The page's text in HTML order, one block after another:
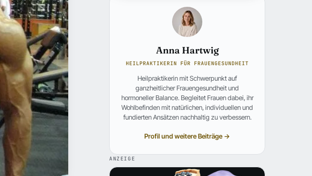
Anna Hartwig
HEILPRAKTIKERIN FÜR FRAUENGESUNDHEIT
Heilpraktikerin mit Schwerpunkt auf
ganzheitlicher Frauengesundheit und
hormoneller Balance. Begleitet Frauen dabei, ihr
Wohlbefinden mit natürlichen, individuellen und
fundierten Ansätzen nachhaltig zu verbessern.
Profil und weitere Beiträge →
ANZEIGE